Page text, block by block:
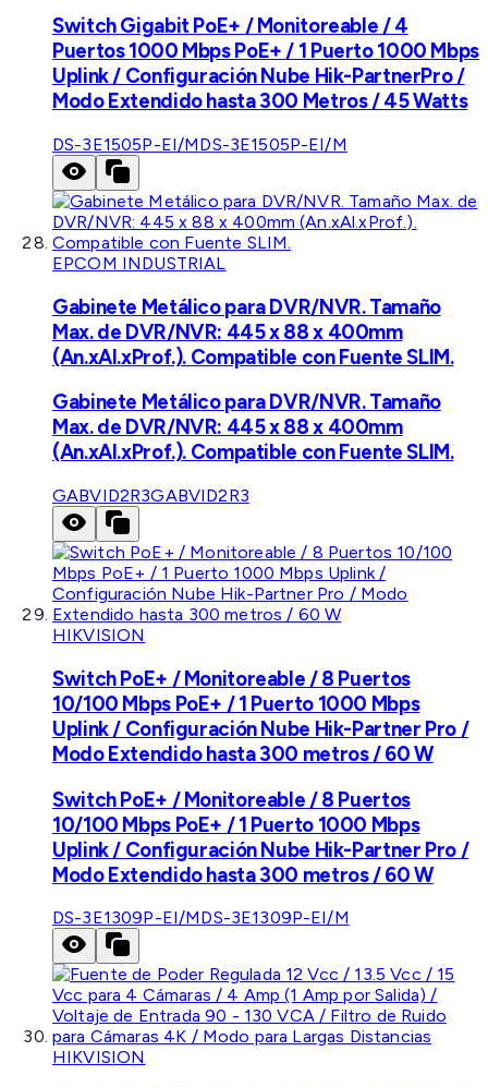
Switch Gigabit PoE+ / Monitoreable / 4
Puertos 1000 Mbps PoE+ / 1 Puerto 1000 Mbps
Uplink / Configuración Nube Hik-PartnerPro /
Modo Extendido hasta 300 Metros / 45 Watts
DS-3E1505P-EI/MDS-3E1505P-EI/M
EPCOM INDUSTRIAL
Gabinete Metálico para DVR/NVR. Tamaño
Max. de DVR/NVR: 445 x 88 x 400mm
(An.xAl.xProf.). Compatible con Fuente SLIM.
Gabinete Metálico para DVR/NVR. Tamaño
Max. de DVR/NVR: 445 x 88 x 400mm
(An.xAl.xProf.). Compatible con Fuente SLIM.
GABVID2R3GABVID2R3
HIKVISION
Switch PoE+ / Monitoreable / 8 Puertos
10/100 Mbps PoE+ / 1 Puerto 1000 Mbps
Uplink / Configuración Nube Hik-Partner Pro /
Modo Extendido hasta 300 metros / 60 W
Switch PoE+ / Monitoreable / 8 Puertos
10/100 Mbps PoE+ / 1 Puerto 1000 Mbps
Uplink / Configuración Nube Hik-Partner Pro /
Modo Extendido hasta 300 metros / 60 W
DS-3E1309P-EI/MDS-3E1309P-EI/M
HIKVISION